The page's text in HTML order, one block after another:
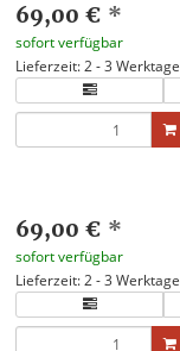
69,00 € *
sofort verfügbar
Lieferzeit: 2 - 3 Werktage
69,00 € *
sofort verfügbar
Lieferzeit: 2 - 3 Werktage